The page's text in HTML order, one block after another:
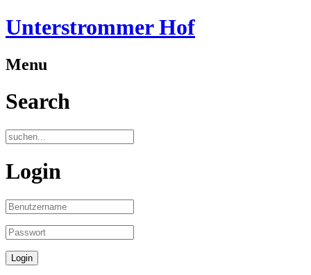
Unterstrommer Hof
Menu
Search
Login